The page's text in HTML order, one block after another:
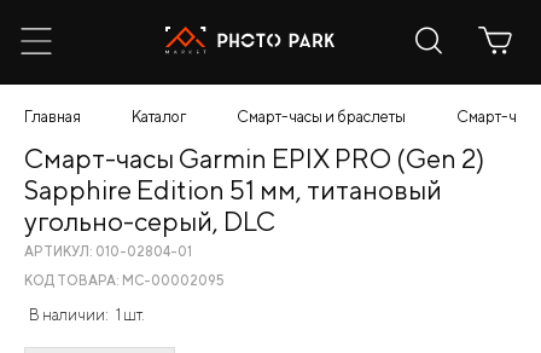
Главная Каталог Смарт-часы и браслеты Смарт-
Смарт-часы Garmin EPIX PRO (Gen 2)
Sapphire Edition 51 мм, титановый
угольно-серый, DLC
АРТИКУЛ: 010-02804-01
КОД ТОВАРА: МС-00002095
В наличии: 1 шт.